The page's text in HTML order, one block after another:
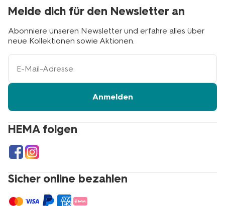
HEMA folgen
Sicher online bezahlen
Melde dich für den Newsletter an
Abonniere unseren Newsletter und erfahre alles über
neue Kollektionen sowie Aktionen.
Ihre
Adresse
Anmelden